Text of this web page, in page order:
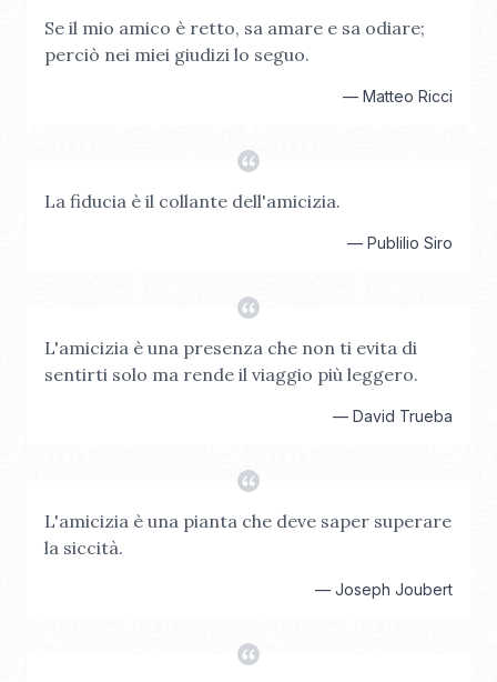
Se il mio amico è retto, sa amare e sa odiare;
perciò nei miei giudizi lo seguo.
— Matteo Ricci
La fiducia è il collante dell'amicizia.
— Publilio Siro
L'amicizia è una presenza che non ti evita di
sentirti solo ma rende il viaggio più leggero.
— David Trueba
L'amicizia è una pianta che deve saper superare
la siccità.
— Joseph Joubert